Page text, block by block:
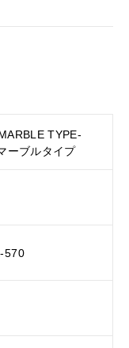
TYPE-
ーブルタイプ
570